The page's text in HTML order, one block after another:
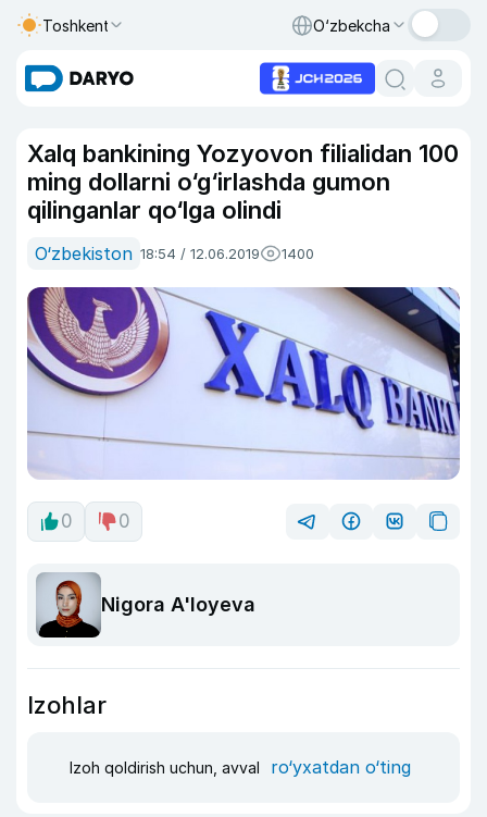
Toshkent O‘zbekcha
Xalq bankining Yozyovon filialidan 100
ming dollarni o‘g‘irlashda gumon
qilinganlar qo‘lga olindi
O‘zbekiston 18:54 / 12.06.2019 1400
0 0
Nigora A'loyeva
Izohlar
Izoh qoldirish uchun, avval ro‘yxatdan o‘ting